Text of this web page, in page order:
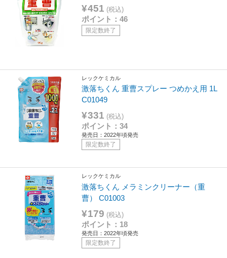
¥451 (税込)
ポイント：46
限定数終了
レックケミカル
激落ちくん 重曹スプレー つめかえ用 1L
C01049
¥331 (税込)
ポイント：34
発売日：2022年頃発売
限定数終了
レックケミカル
激落ちくん メラミンクリーナー（重
曹） C01003
¥179 (税込)
ポイント：18
発売日：2022年頃発売
限定数終了